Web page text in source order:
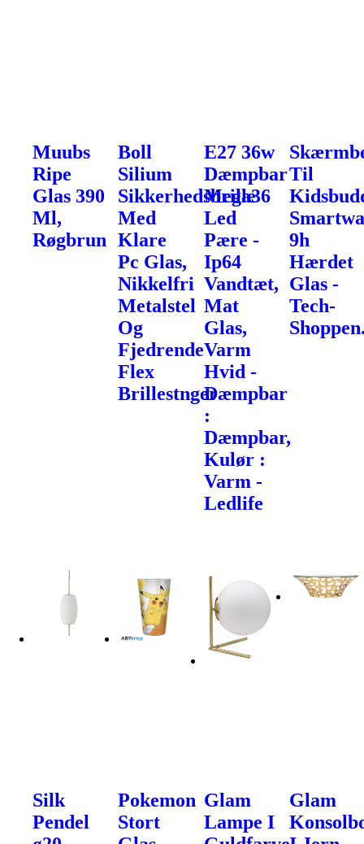
Muubs
Ripe
Glas 390
Ml,
Røgbrun
Boll
Silium
Sikkerhedsbrille
Med
Klare
Pc Glas,
Nikkelfri
Metalstel
Og
Fjedrende
Flex
Brillestnger
E27 36w
Dæmpbar
Mega36
Led
Pære -
Ip64
Vandtæt,
Mat
Glas,
Varm
Hvid -
Dæmpbar
:
Dæmpbar,
Kulør :
Varm -
Ledlife
Til
9h
Hærdet
Glas -
Tech-
Silk
Pendel
Pokemon
Stort
Glam
Lampe I
Glam